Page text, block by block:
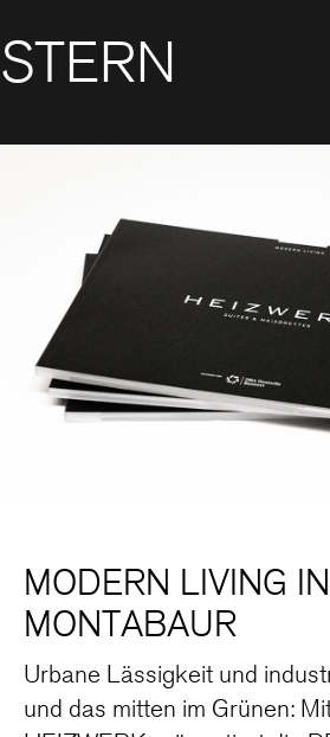
STERN
MODERN LIVING IN
MONTABAUR
Urbane Lässigkeit und
und das mitten im Grünen: